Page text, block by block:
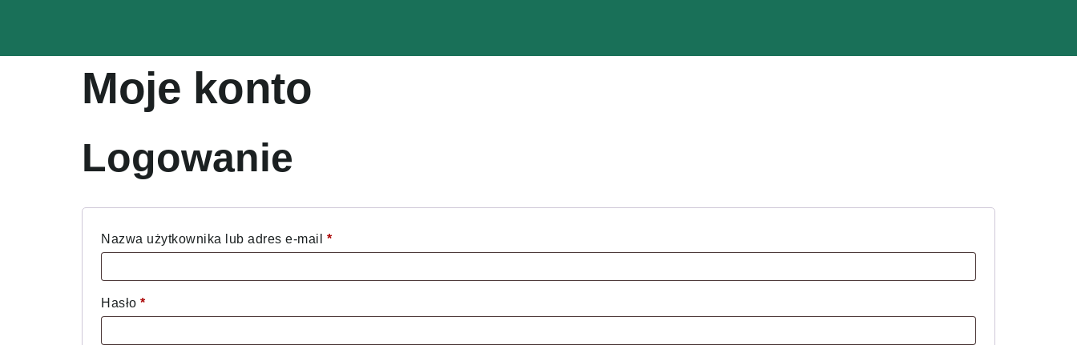
Moje konto
Logowanie
Nazwa użytkownika lub adres e-mail *
Hasło *